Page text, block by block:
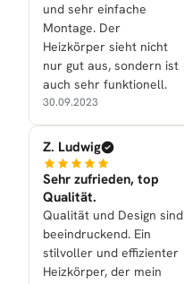
und sehr einfache
Montage. Der
Heizkörper sieht nicht
nur gut aus, sondern ist
auch sehr funktionell.
30.09.2023
Z. Ludwig
Sehr zufrieden, top
Qualität.
Qualität und Design sind
beeindruckend. Ein
stilvoller und effizienter
Heizkörper, der mein